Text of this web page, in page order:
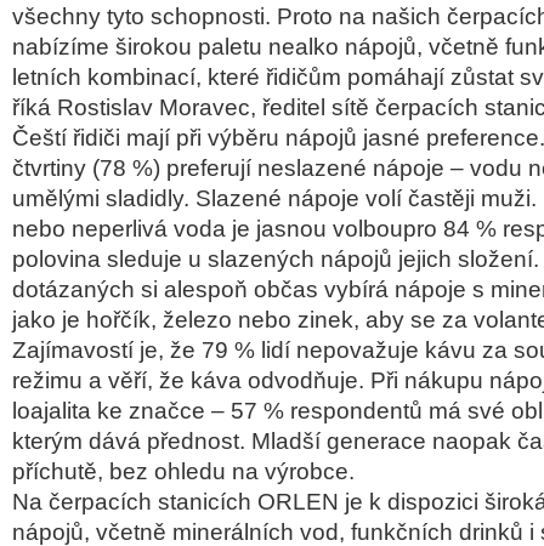
všechny tyto schopnosti. Proto na našich čerpac
nabízíme širokou paletu nealko nápojů, včetně
letních kombinací, které řidičům pomáhají zůstat
říká Rostislav Moravec, ředitel sítě čerpacích
Čeští řidiči mají při výběru nápojů jasné
čtvrtiny (78 %) preferují neslazené nápoje – vodu
uměl ými sladidly. Slazené nápoje volí častěji muži.
nebo neperlivá voda je jasnou volboupro 84 %
polovina sleduje u slazených nápojů jejich složen
dotázaných si alespoň občas vybírá nápoje s
jako je hořčík, železo nebo zinek, aby se za
Zajímavostí je, že 79 % lidí nepovažuje kávu za
režimu a věří, že káva odvodňuje. Při nákupu
loajalita ke značce – 57 % respondentů má své
kterým dává přednost. Mladší generace naopak
příchutě, bez ohledu na výrobce.
Na čerpacích stanicích ORLEN je k dispozici širok
nápojů, včetně minerálních vod, funkčních drinků i